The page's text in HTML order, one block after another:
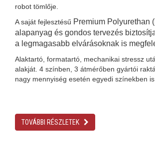
robot tömlője.
A saját fejlesztésű Premium Polyurethan
alapanyag és gondos tervezés
a legmagasabb elvárásoknak is
Alaktartó, formatartó, mechanikai stressz
alakját. 4 színben, 3 átmérőben gyártói
nagy mennyiség esetén egyedi színekben
TOVÁBBI RÉSZLETEK